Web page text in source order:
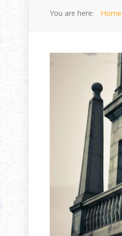
You are here: Home